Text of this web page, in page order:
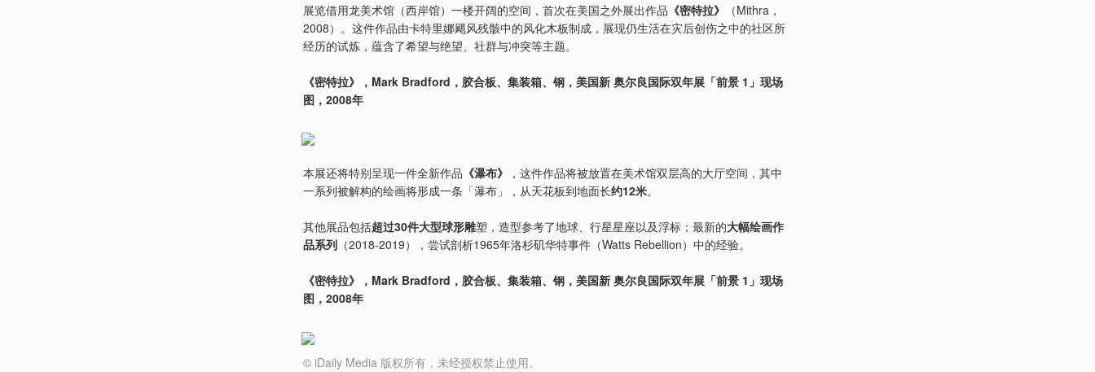
展览借用龙美术馆（西岸馆）一楼开阔的空间，首次在美国之外展出作品 《密特拉》
（Mithra，
2008）。这件作品由卡特里娜飓风残骸中的风化木板制成，展现仍生活在灾后创伤之中的社区所
经历的试炼，蕴含了希望与绝望、社群与冲突等主题。
《密特拉》，Mark Bradford，胶合板、集装箱、钢，美国新 奥尔良国际双年展「前景 1」现场
图，2008年
本展还将特别呈现一件全新作品 《瀑布》
，这件作品将被放置在美术馆双层高的大厅空间，其中
一系列被解构的绘画将形成一条「瀑布」，从天花板到地面长约12米。
其他展品包括超过30件大型球形雕塑，造型参考了地球、行星星座以及浮标；最新的大幅绘画作
品系列 （2018-2019），尝试剖析1965年洛杉矶华特事件（Watts Rebellion）中的经验。
《密特拉》，Mark Bradford，胶合板、集装箱、钢，美国新 奥尔良国际双年展「前景 1」现场
图，2008年
© iDaily Media 版权所有，未经授权禁止使用。